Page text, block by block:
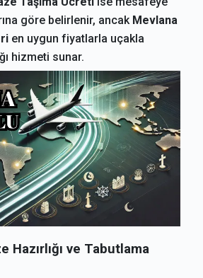
göre belirlenir, ancak Mevlana
en uygun fiyatlarla uçakla
hizmeti sunar.
Hazırlığı ve Tabutlama